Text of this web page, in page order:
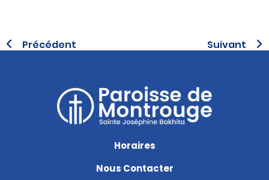
Précédent Suivant
Horaires
Nous Contacter